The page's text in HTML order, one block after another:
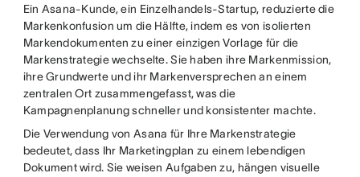
Ein Asana-Kunde, ein Einzelhandels-Startup, reduzierte die
Markenkonfusion um die Hälfte, indem es von isolierten
Markendokumenten zu einer einzigen Vorlage für die
Markenstrategie wechselte. Sie haben ihre Markenmission,
ihre Grundwerte und ihr Markenversprechen an einem
zentralen Ort zusammengefasst, was die
Kampagnenplanung schneller und konsistenter machte.
Die Verwendung von Asana für Ihre Markenstrategie
bedeutet, dass Ihr Marketingplan zu einem lebendigen
Dokument wird. Sie weisen Aufgaben zu, hängen visuelle